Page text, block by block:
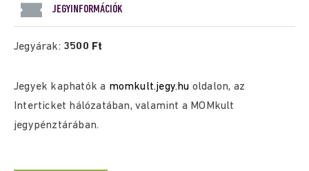
JEGYINFORMÁCIÓK
Jegyárak: 3500 Ft
Jegyek kaphatók a momkult.jegy.hu oldalon, az
Interticket hálózatában, valamint a MOMkult
jegypénztárában.